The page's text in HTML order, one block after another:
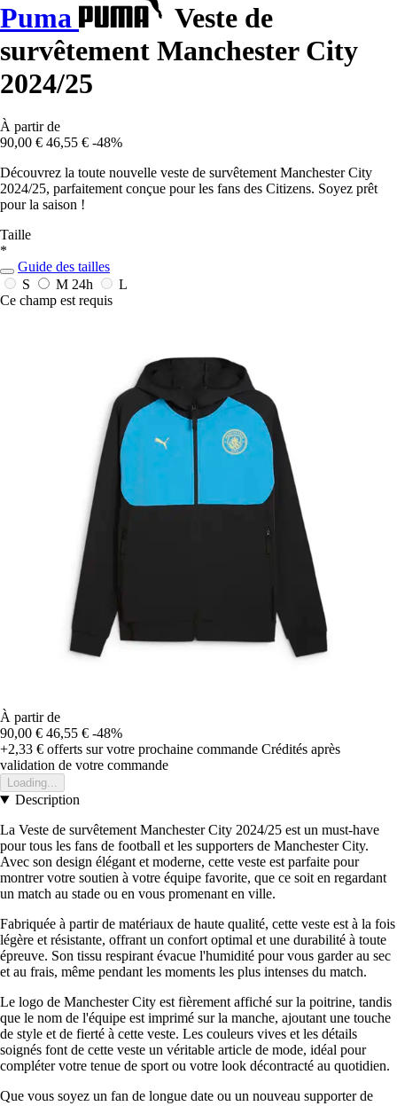
Puma
Veste de
survêtement Manchester City
2024/25
À partir de
90,00 € 46,55 € -48%
Découvrez la toute nouvelle veste de survêtement Manchester City
2024/25, parfaitement conçue pour les fans des Citizens. Soyez prêt
pour la saison !
Taille
*
Guide des tailles
S
M 24h
L
Ce champ est requis
À partir de
90,00 € 46,55 € -48%
+2,33 € offerts sur votre prochaine commande Crédités après
validation de votre commande
Loading...
Description
La Veste de survêtement Manchester City 2024/25 est un must-have
pour tous les fans de football et les supporters de Manchester City.
Avec son design élégant et moderne, cette veste est parfaite pour
montrer votre soutien à votre équipe favorite, que ce soit en regardant
un match au stade ou en vous promenant en ville.
Fabriquée à partir de matériaux de haute qualité, cette veste est à la fois
légère et résistante, offrant un confort optimal et une durabilité à toute
épreuve. Son tissu respirant évacue l'humidité pour vous garder au sec
et au frais, même pendant les moments les plus intenses du match.
Le logo de Manchester City est fièrement affiché sur la poitrine, tandis
que le nom de l'équipe est imprimé sur la manche, ajoutant une touche
de style et de fierté à cette veste. Les couleurs vives et les détails
soignés font de cette veste un véritable article de mode, idéal pour
compléter votre tenue de sport ou votre look décontracté au quotidien.
Que vous soyez un fan de longue date ou un nouveau supporter de